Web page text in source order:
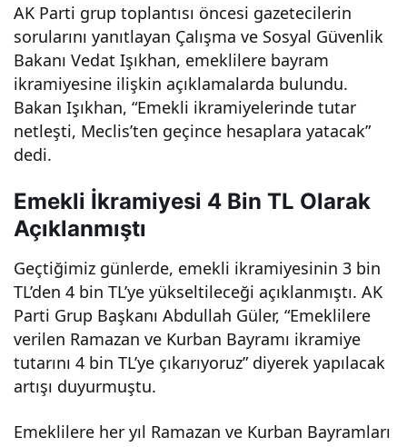
AK Parti grup toplantısı öncesi gazetecilerin
sorularını yanıtlayan Çalışma ve Sosyal Güvenlik
Bakanı Vedat Işıkhan, emeklilere bayram
ikramiyesine ilişkin açıklamalarda bulundu.
Bakan Işıkhan, “Emekli ikramiyelerinde tutar
netleşti, Meclis’ten geçince hesaplara yatacak”
dedi.
Emekli İkramiyesi 4 Bin TL Olarak
Açıklanmıştı
Geçtiğimiz günlerde, emekli ikramiyesinin 3 bin
TL’den 4 bin TL’ye yükseltileceği açıklanmıştı. AK
Parti Grup Başkanı Abdullah Güler, “Emeklilere
verilen Ramazan ve Kurban Bayramı ikramiye
tutarını 4 bin TL’ye çıkarıyoruz” diyerek yapılacak
artışı duyurmuştu.
Emeklilere her yıl Ramazan ve Kurban Bayramları
memurlar
a
sevindiric
geldi!